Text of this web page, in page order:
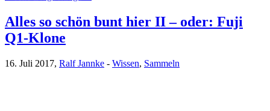
Alles so schön bunt hier II – oder: Fuji
Q1-Klone
16. Juli 2017, Ralf Jannke - Wissen, Sammeln